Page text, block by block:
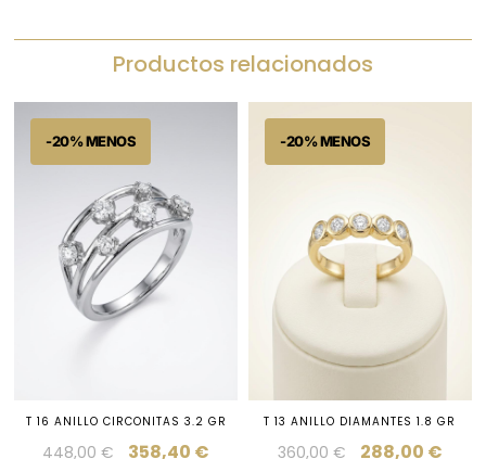
Productos relacionados
T 16 ANILLO CIRCONITAS 3.2 GR
448,00€ 358,40 €
T 13 ANILLO DIAMANTES 1.8 GR
360,00 € 288,00 €